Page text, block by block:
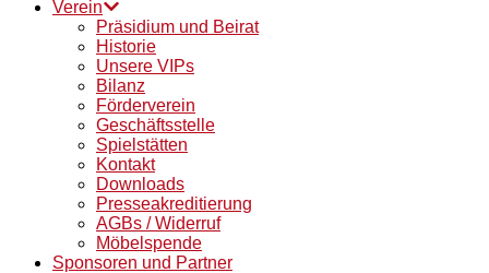
Verein
Präsidium und Beirat
Historie
Unsere VIPs
Bilanz
Förderverein
Geschäftsstelle
Spielstätten
Kontakt
Downloads
Presseakreditierung
AGBs / Widerruf
Möbelspende
Sponsoren und Partner